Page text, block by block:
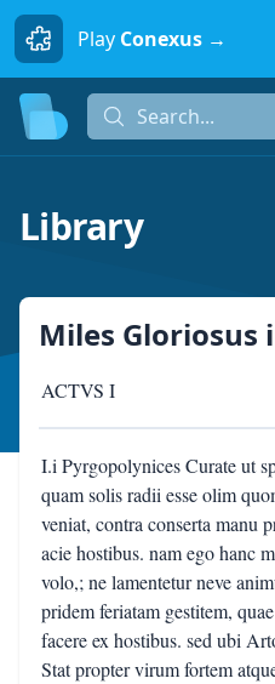
Play Conexus →
Search...
Library
Miles Gloriosus
ACTVS I
I.i Pyrgopolynices Curate ut
quam solis radii esse olim
veniat, contra conserta manu
acie hostibus. nam ego hanc
volo,; ne lamentetur neve
pridem feriatam gestitem,
facere ex hostibus. sed ubi
Stat propter virum fortem